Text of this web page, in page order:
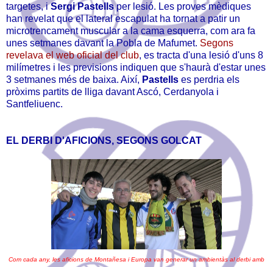
targetes, iSergi Pastellsper lesió. Les proves mèdiques
han revelat que el lateral escapulat ha tornat a patir un
microtrencament muscular a la cama esquerra, com ara fa
unes setmanes davant la Pobla de Mafumet. Segons
revelava el web oficial del club, es tracta d'una lesió d'uns 8
milímetres i les previsions indiquen que s'haurà d'estar unes
3 setmanes més de baixa. Així, Pastells es perdria els
pròxims partits de lliga davant Ascó, Cerdanyola i
Santfeliuenc.
EL DERBI D'AFICIONS, SEGONS GOLCAT
Com cada any, les aficions de Montañesa i Europa van generar un ambientàs al derbi amb